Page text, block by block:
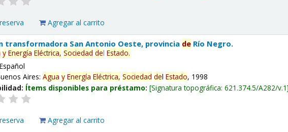
Agregar al carrito
transformadora San Antonio Oeste, provincia de Río Negro.
y Energía Eléctrica, Sociedad delEstado.
Español
Aires:Agua y Energía Eléctrica, Sociedad delEstado, 1998
Ítems disponibles para préstamo: Signatura topográfica:621.374.5/A282/v.1
Agregar al carrito